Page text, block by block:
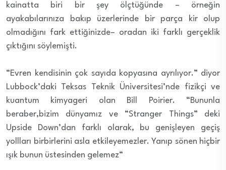
kainatta biri bir şey ölçtüğünde – örneğin
ayakabılarınıza bakıp üzerlerinde bir parça kir olup
olmadığını fark ettiğinizde– oradan iki farklı gerçeklik
çıktığını söylemişti.
“Evren kendisinin çok sayıda kopyasına ayrılıyor.” diyor
Lubbock’daki Teksas Teknik Üniversitesi’nde fizikçi ve
kuantum kimyageri olan Bill Poirier. “Bununla
beraber,bizim dünyamız ve “Stranger Things” deki
Upside Down’dan farklı olarak, bu genişleyen geçiş
yollları birbirlerini asla etkileyemezler. Yanıp sönen hiçbir
ışık bunun üstesinden gelemez“